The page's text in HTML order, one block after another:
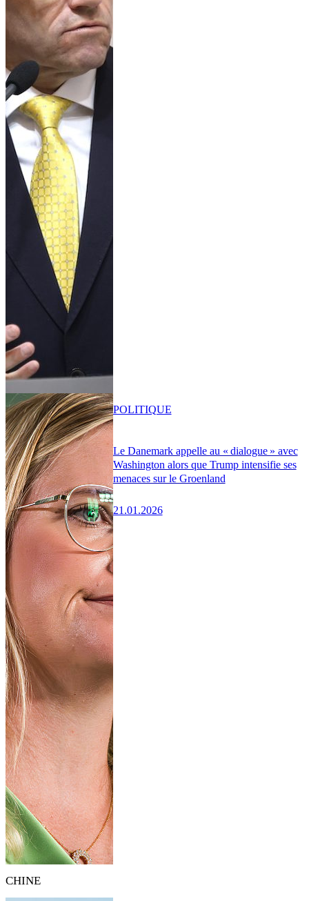
Le Danemark appelle au « dialogue » avec
Washington alors que Trump intensifie ses
menaces sur le Groenland
21.01.2026
POLITIQUE
CHINE